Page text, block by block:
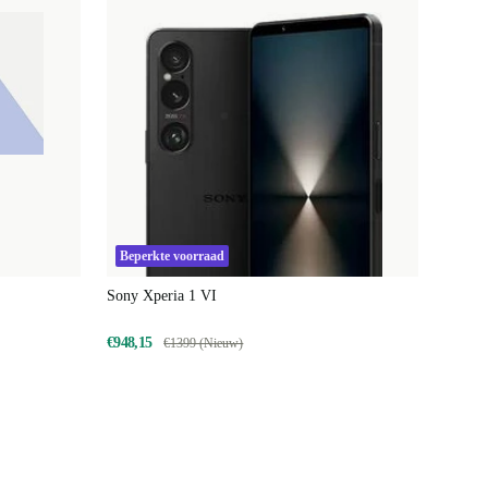
Beperkte voorraad
Sony Xperia 1 VI
€948,15 €1399 (Nieuw)